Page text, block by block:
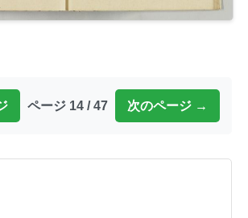
ページ 14 / 47 次のページ →